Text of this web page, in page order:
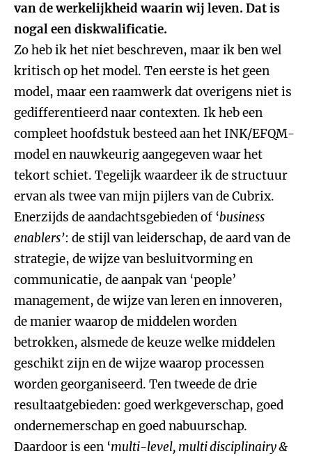
van de werkelijkheid waarin wij leven. Dat is
nogal een diskwalificatie.
Zo heb ik het niet beschreven, maar ik ben wel
kritisch op het model. Ten eerste is het geen
model, maar een raamwerk dat overigens niet is
gedifferentieerd naar contexten. Ik heb een
compleet hoofdstuk besteed aan het INK/EFQM-
model en nauwkeurig aangegeven waar het
tekort schiet. Tegelijk waardeer ik de structuur
ervan als twee van mijn pijlers van de Cubrix.
Enerzijds de aandachtsgebieden of ‘business
enablers’: de stijl van leiderschap, de aard van de
strategie, de wijze van besluitvorming en
communicatie, de aanpak van ‘people’
management, de wijze van leren en innoveren,
de manier waarop de middelen worden
betrokken, alsmede de keuze welke middelen
geschikt zijn en de wijze waarop processen
worden georganiseerd. Ten tweede de drie
resultaatgebieden: goed werkgeverschap, goed
ondernemerschap en goed nabuurschap.
Daardoor is een ‘multi-level, multi disciplinairy &